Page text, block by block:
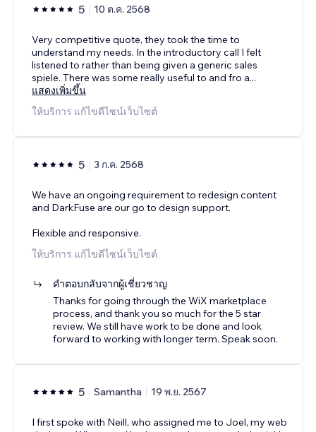
5 10 ต.ค. 2568
Very competitive quote, they took the time to
understand my needs. In the introductory call I felt
listened to rather than being given a generic sales
spiele. There was some really useful to and fro a...
แสดงเพิ่มขึ้น
ให้บริการ แก้ไขดีไซน์เว็บไซต์
5 3 ก.ค. 2568
We have an ongoing requirement to redesign content
and DarkFuse are our go to design support.
Flexible and responsive.
ให้บริการ แก้ไขดีไซน์เว็บไซต์
คำตอบกลับจากผู้เชี่ยวชาญ
Thanks for going through the WiX marketplace
process, and thank you so much for the 5 star
review. We still have work to be done and look
forward to working with longer term. Speak soon.
5 Samantha 19 พ.ย. 2567
I first spoke with Neill, who assigned me to Joel, my web